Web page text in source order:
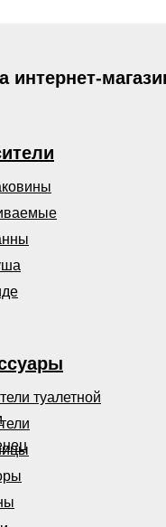
туалетной
интернет-